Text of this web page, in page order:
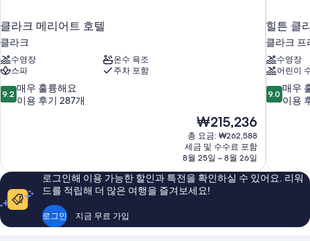
클라크 메리어트 호텔
클라크
수영장
온수 욕조
스파
주차 포함
10
점
점,
매
훌
륭
해
9.2 매우 훌륭해요
이용 후기 287개
현
재
요
금
₩215,236
₩215,236
총 요금: ₩262,588
세금 및 수수료 포함
8월 25일 ~ 8월 26일
힐튼 클
클라크 프
수영장
어린이
10
점
점,
매
우
해
9.0 매우
이용
로그인해 이용 가능한 할인과 특전을 확인하실 수 있어요. 리워
드를 적립해 더 많은 여행을 즐겨보세요!
로그인 지금 무료 가입